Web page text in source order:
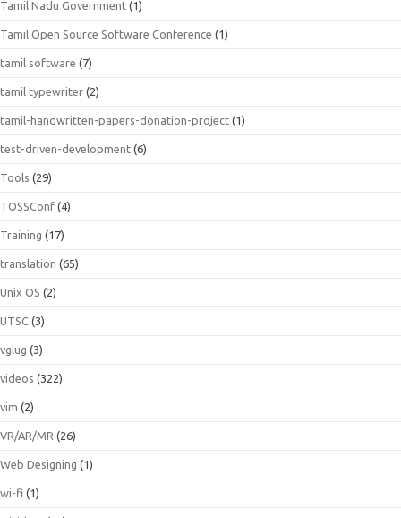
Tamil Nadu Government (1)
Tamil Open Source Software Conference (1)
tamil software (7)
tamil typewriter (2)
tamil-handwritten-papers-donation-project (1)
test-driven-development (6)
Tools (29)
TOSSConf (4)
Training (17)
translation (65)
Unix OS (2)
UTSC (3)
vglug (3)
videos (322)
vim (2)
VR/AR/MR (26)
Web Designing (1)
wi-fi (1)